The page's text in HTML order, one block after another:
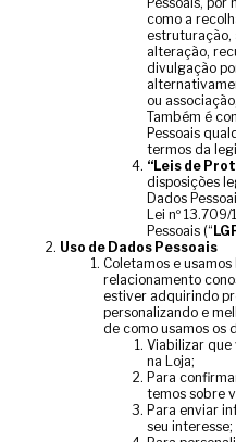
como a
estruturação,
alteração,
divulgação
ou
Também é
Pessoais
termos da
“Leis de
disposições
Dados
Lei nº
Pessoais (“
Uso de Dados Pessoais
Coletamos e
relacionamento
estiver adquirindo
personalizando e
de como usamos os
Viabilizar
na Loja;
Para
temos sobre
Para enviar
seu interesse;